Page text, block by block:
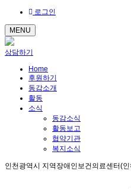
로그인
MENU
상담하기
Home
후원하기
동감소개
활동
소식
동감소식
활동보고
협약기관
복지소식
인천광역시 지역장애인보건의료센터(